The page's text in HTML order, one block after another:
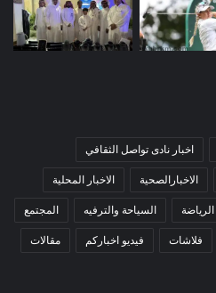
اخبار نادى تواصل الثقافي
الاخبارالصحية الاخبار المحلية
الرياضة السياحة والترفيه المجتمع
فلاشات فيديو اخباركم مقالات